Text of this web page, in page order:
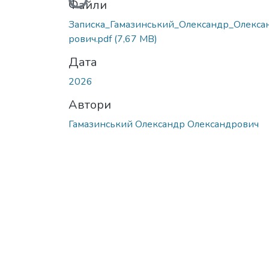
Вантажиться...
Файли
рович.pdf(7,67 MB)
Дата
2026
Автори
Гамазинський Олександр Олександрович